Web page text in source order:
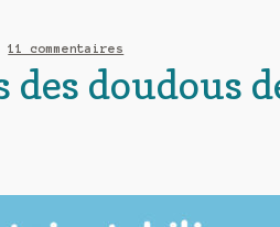
11 commentaires
doudous